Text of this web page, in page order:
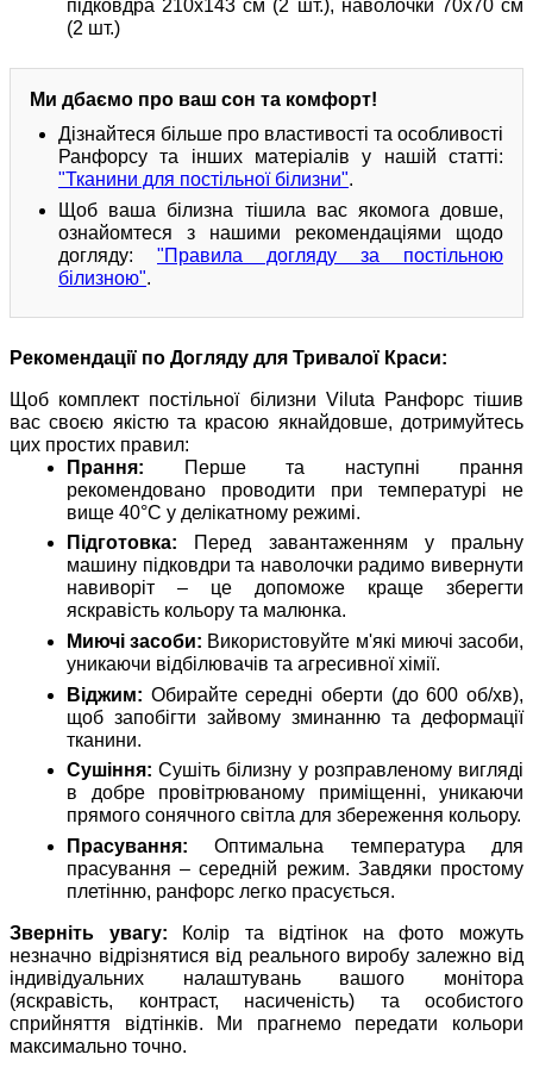
підковдра 210х143 см (2 шт.), наволочки 70х70 см
(2 шт.)
Ми дбаємо про ваш сон та комфорт!
Дізнайтеся більше про властивості та особливості
Ранфорсу та інших матеріалів у нашій статті:
"Тканини для постільної білизни".
Щоб ваша білизна тішила вас якомога довше,
ознайомтеся з нашими рекомендаціями щодо
догляду: "Правила догляду за постільною
білизною".
Рекомендації по Догляду для Тривалої Краси:
Щоб комплект постільної білизни Viluta Ранфорс тішив
вас своєю якістю та красою якнайдовше, дотримуйтесь
цих простих правил:
Прання: Перше та наступні прання
рекомендовано проводити при температурі не
вище 40°C у делікатному режимі.
Підготовка: Перед завантаженням у пральну
машину підковдри та наволочки радимо вивернути
навиворіт – це допоможе краще зберегти
яскравість кольору та малюнка.
Миючі засоби: Використовуйте м'які миючі засоби,
уникаючи відбілювачів та агресивної хімії.
Віджим: Обирайте середні оберти (до 600 об/хв),
щоб запобігти зайвому зминанню та деформації
тканини.
Сушіння: Сушіть білизну у розправленому вигляді
в добре провітрюваному приміщенні, уникаючи
прямого сонячного світла для збереження кольору.
Прасування: Оптимальна температура для
прасування – середній режим. Завдяки простому
плетінню, ранфорс легко прасується.
Зверніть увагу: Колір та відтінок на фото можуть
незначно відрізнятися від реального виробу залежно від
індивідуальних налаштувань вашого монітора
(яскравість, контраст, насиченість) та особистого
сприйняття відтінків. Ми прагнемо передати кольори
максимально точно.